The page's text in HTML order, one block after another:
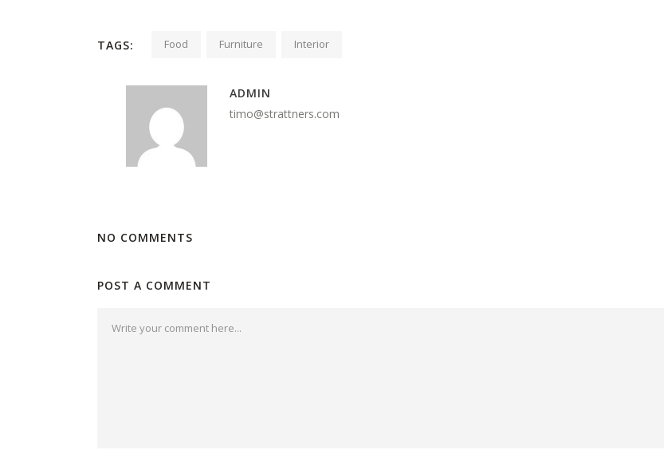
TAGS: Food Furniture Interior
ADMIN
timo@strattners.com
NO COMMENTS
POST A COMMENT